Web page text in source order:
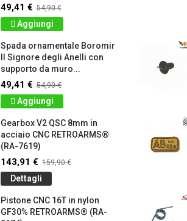
49,41 € 54,90 €
Aggiungi
Spada ornamentale Boromir
Il Signore degli Anelli con
supporto da muro...
49,41 € 54,90 €
Aggiungi
Gearbox V2 QSC 8mm in
acciaio CNC RETROARMS®
(RA-7619)
143,91 € 159,90 €
Dettagli
Pistone CNC 16T in nylon
GF30% RETROARMS® (RA-